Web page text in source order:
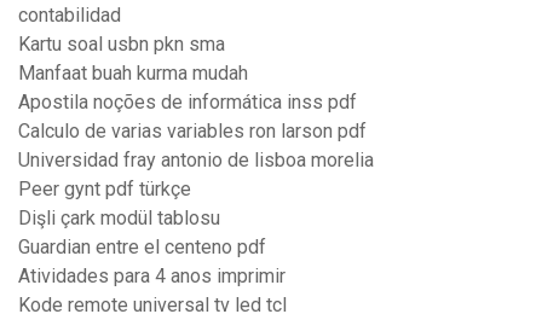
contabilidad
Kartu soal usbn pkn sma
Manfaat buah kurma mudah
Apostila noções de informática inss pdf
Calculo de varias variables ron larson pdf
Universidad fray antonio de lisboa morelia
Peer gynt pdf türkçe
Dişli çark modül tablosu
Guardian entre el centeno pdf
Atividades para 4 anos imprimir
Kode remote universal tv led tcl